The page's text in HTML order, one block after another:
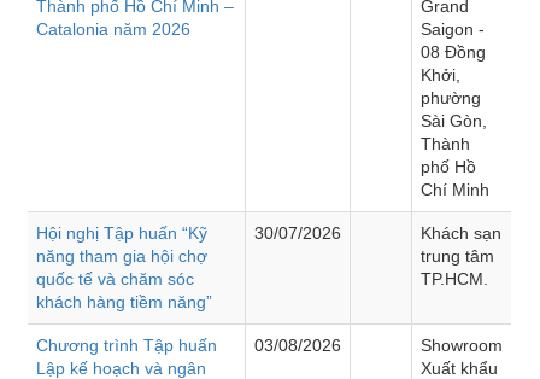
Thành phố Hồ Chí Minh –
Catalonia năm 2026
Grand
Saigon -
08 Đồng
Khởi,
phường
Sài Gòn,
Thành
phố Hồ
Chí Minh
Hội nghị Tập huấn “Kỹ
năng tham gia hội chợ
quốc tế và chăm sóc
khách hàng tiềm năng”
30/07/2026
Khách sạn
trung tâm
TP.HCM.
Chương trình Tập huấn
Lập kế hoạch và ngân
03/08/2026
Showroom
Xuất khẩu